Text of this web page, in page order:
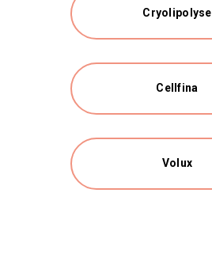
Cryolipolyse
Cellfina
Volux